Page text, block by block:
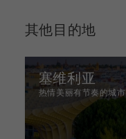
其他目的地
塞维利亚
热情美丽有节奏的城市